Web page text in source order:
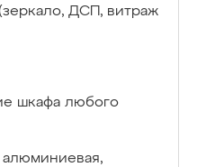
ДСП, витраж
шкафа любого
алюминиевая,